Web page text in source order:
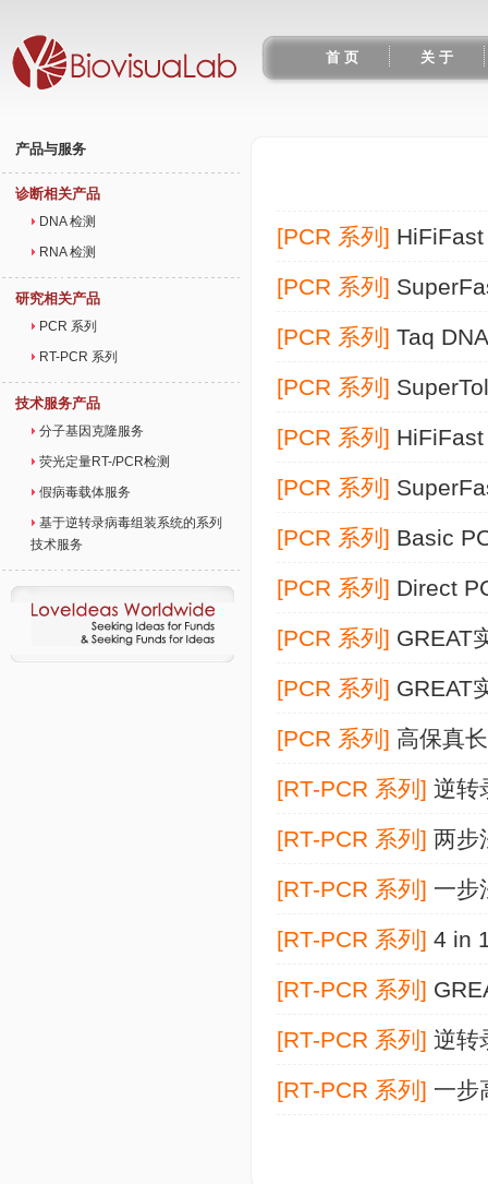
首 页 关 于
产品与服务
诊断相关产品
DNA 检测
RNA 检测
研究相关产品
PCR 系列
RT-PCR 系列
技术服务产品
分子基因克隆服务
荧光定量RT-/PCR检测
假病毒载体服务
基于逆转录病毒组装系统的系列
技术服务
[PCR 系列]
[PCR 系列]
[PCR 系列] Taq
[PCR 系列]
[PCR 系列]
[PCR 系列]
[PCR 系列] Basic
[PCR 系列] Direct
[PCR 系列] GREAT
[PCR 系列] GREAT
[PCR 系列] 高保真
[RT-PCR 系列] 逆转
[RT-PCR 系列] 两步
[RT-PCR 系列] 一步
[RT-PCR 系列] 4 in
[RT-PCR 系列]
[RT-PCR 系列] 逆转
[RT-PCR 系列] 一步